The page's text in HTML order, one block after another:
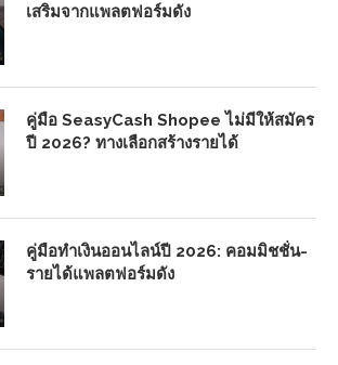
เสริมจากแพลตฟอร์มดัง
คู่มือ SeasyCash Shopee ไม่มีให้สมัคร
ปี 2026? ทางเลือกสร้างรายได้
คู่มือทำเงินออนไลน์ปี 2026: คอมมิชชั่น-
รายได้แพลตฟอร์มดัง